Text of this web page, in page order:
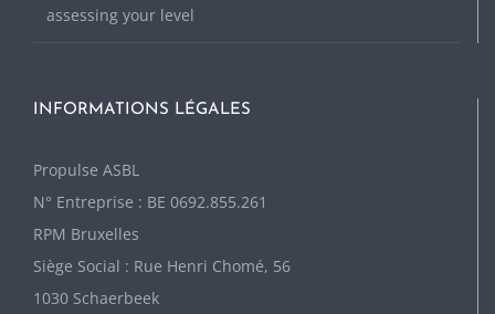
assessing your level
INFORMATIONS LÉGALES
Propulse ASBL
N° Entreprise : BE 0692.855.261
RPM Bruxelles
Siège Social : Rue Henri Chomé, 56
1030 Schaerbeek